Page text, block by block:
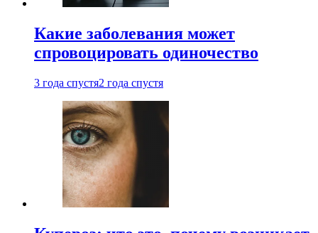
Какие заболевания может
спровоцировать одиночество
3 года спустя2 года спустя